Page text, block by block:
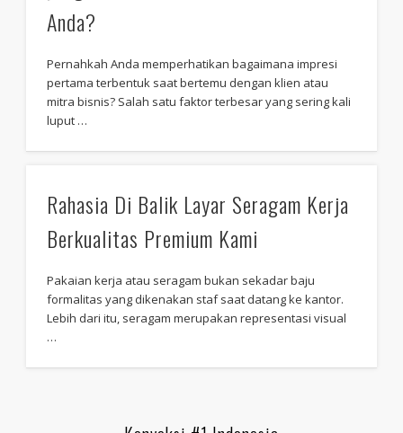
Anda?
Pernahkah Anda memperhatikan bagaimana impresi
pertama terbentuk saat bertemu dengan klien atau
mitra bisnis? Salah satu faktor terbesar yang sering kali
luput …
Rahasia Di Balik Layar Seragam Kerja
Berkualitas Premium Kami
Pakaian kerja atau seragam bukan sekadar baju
formalitas yang dikenakan staf saat datang ke kantor.
Lebih dari itu, seragam merupakan representasi visual
…